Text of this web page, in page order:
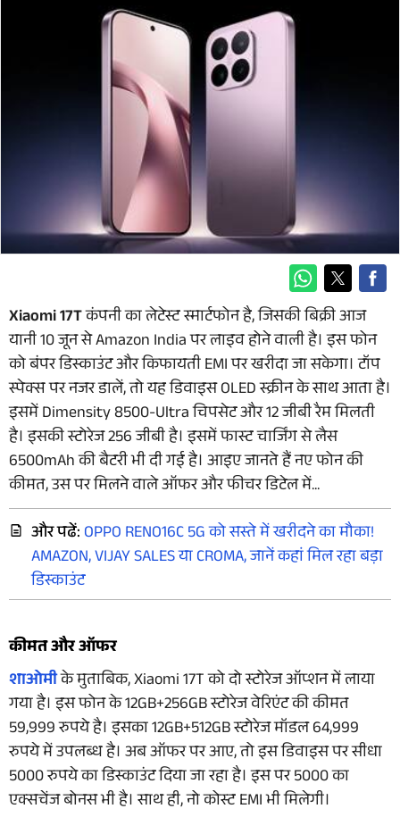
Xiaomi 17Tकंपनी का लेटेस्ट स्मार्टफोन है, जिसकी बिक्री आज
यानी 10 जून से Amazon India पर लाइव होने वाली है। इस फोन
को बंपर डिस्काउंट और किफायती EMI पर खरीदा जा सकेगा। टॉप
स्पेक्स पर नजर डालें, तो यह डिवाइस OLED स्क्रीन के साथ आता है।
इसमें Dimensity 8500-Ultra चिपसेट और 12 जीबी रैम मिलती
है। इसकी स्टोरेज 256 जीबी है। इसमें फास्ट चार्जिंग से लैस
6500mAh की बैटरी भी दी गई है। आइए जानते हैं नए फोन की
कीमत, उस पर मिलने वाले ऑफर और फीचर डिटेल में...
और पढें: OPPO RENO16C 5G को सस्ते में खरीदने का मौका!
AMAZON, VIJAY SALES या CROMA, जानें कहां मिल रहा बड़ा
डिस्काउंट
कीमत और ऑफर
शाओमीके मुताबिक, Xiaomi 17T को दो स्टोरेज ऑप्शन में लाया
गया है। इस फोन के 12GB+256GB स्टोरेज वेरिएंट की कीमत
59,999 रुपये है। इसका 12GB+512GB स्टोरेज मॉडल 64,999
रुपये में उपलब्ध है। अब ऑफर पर आए, तो इस डिवाइस पर सीधा
5000 रुपये का डिस्काउंट दिया जा रहा है। इस पर 5000 का
एक्सचेंज बोनस भी है। साथ ही, नो कोस्ट EMI भी मिलेगी।